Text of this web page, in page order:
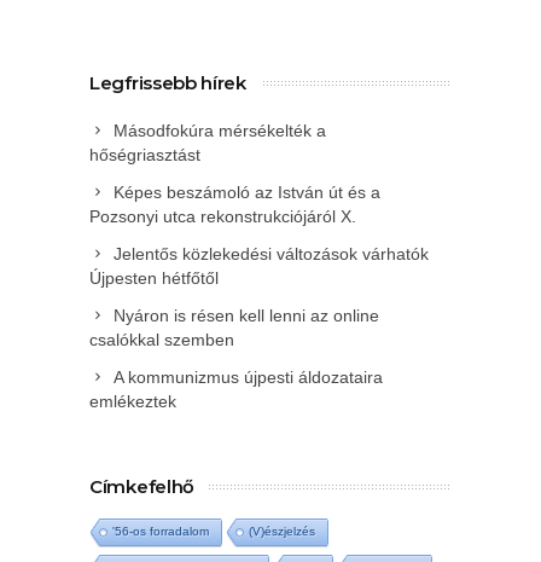
Legfrissebb hírek
Másodfokúra mérsékelték a
hőségriasztást
Képes beszámoló az István út és a
Pozsonyi utca rekonstrukciójáról X.
Jelentős közlekedési változások várhatók
Újpesten hétfőtől
Nyáron is résen kell lenni az online
csalókkal szemben
A kommunizmus újpesti áldozataira
emlékeztek
Címkefelhő
'56-os forradalom (V)észjelzés